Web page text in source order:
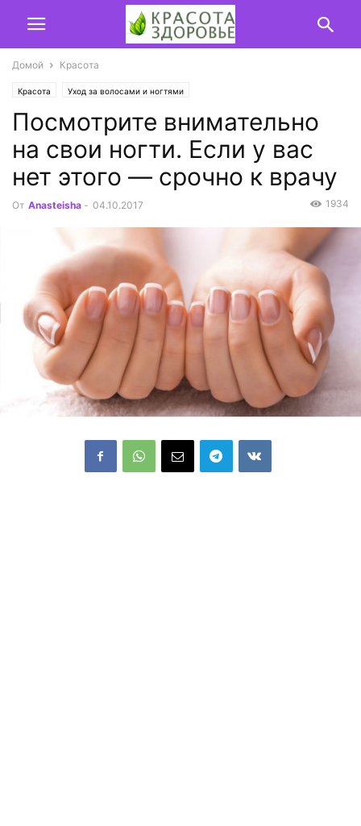
Домой Красота
Красота Уход за волосами и ногтями
Посмотрите внимательно
на свои ногти. Если у вас
нет этого — срочно к врачу
От Anasteisha - 04.10.2017 1934